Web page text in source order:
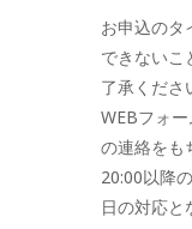
お申込のタ
できないこ
了承くださ
WEBフォ
の連絡をも
20:00以降
日の対応と